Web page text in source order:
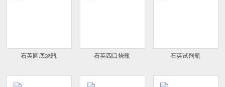
石英圆底烧瓶 石英四口烧瓶 石英试剂瓶